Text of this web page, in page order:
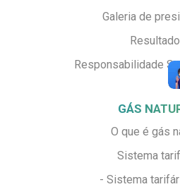
Galeria de
Responsabilidade
GÁS
O que é gás
Sistema
- Sistema